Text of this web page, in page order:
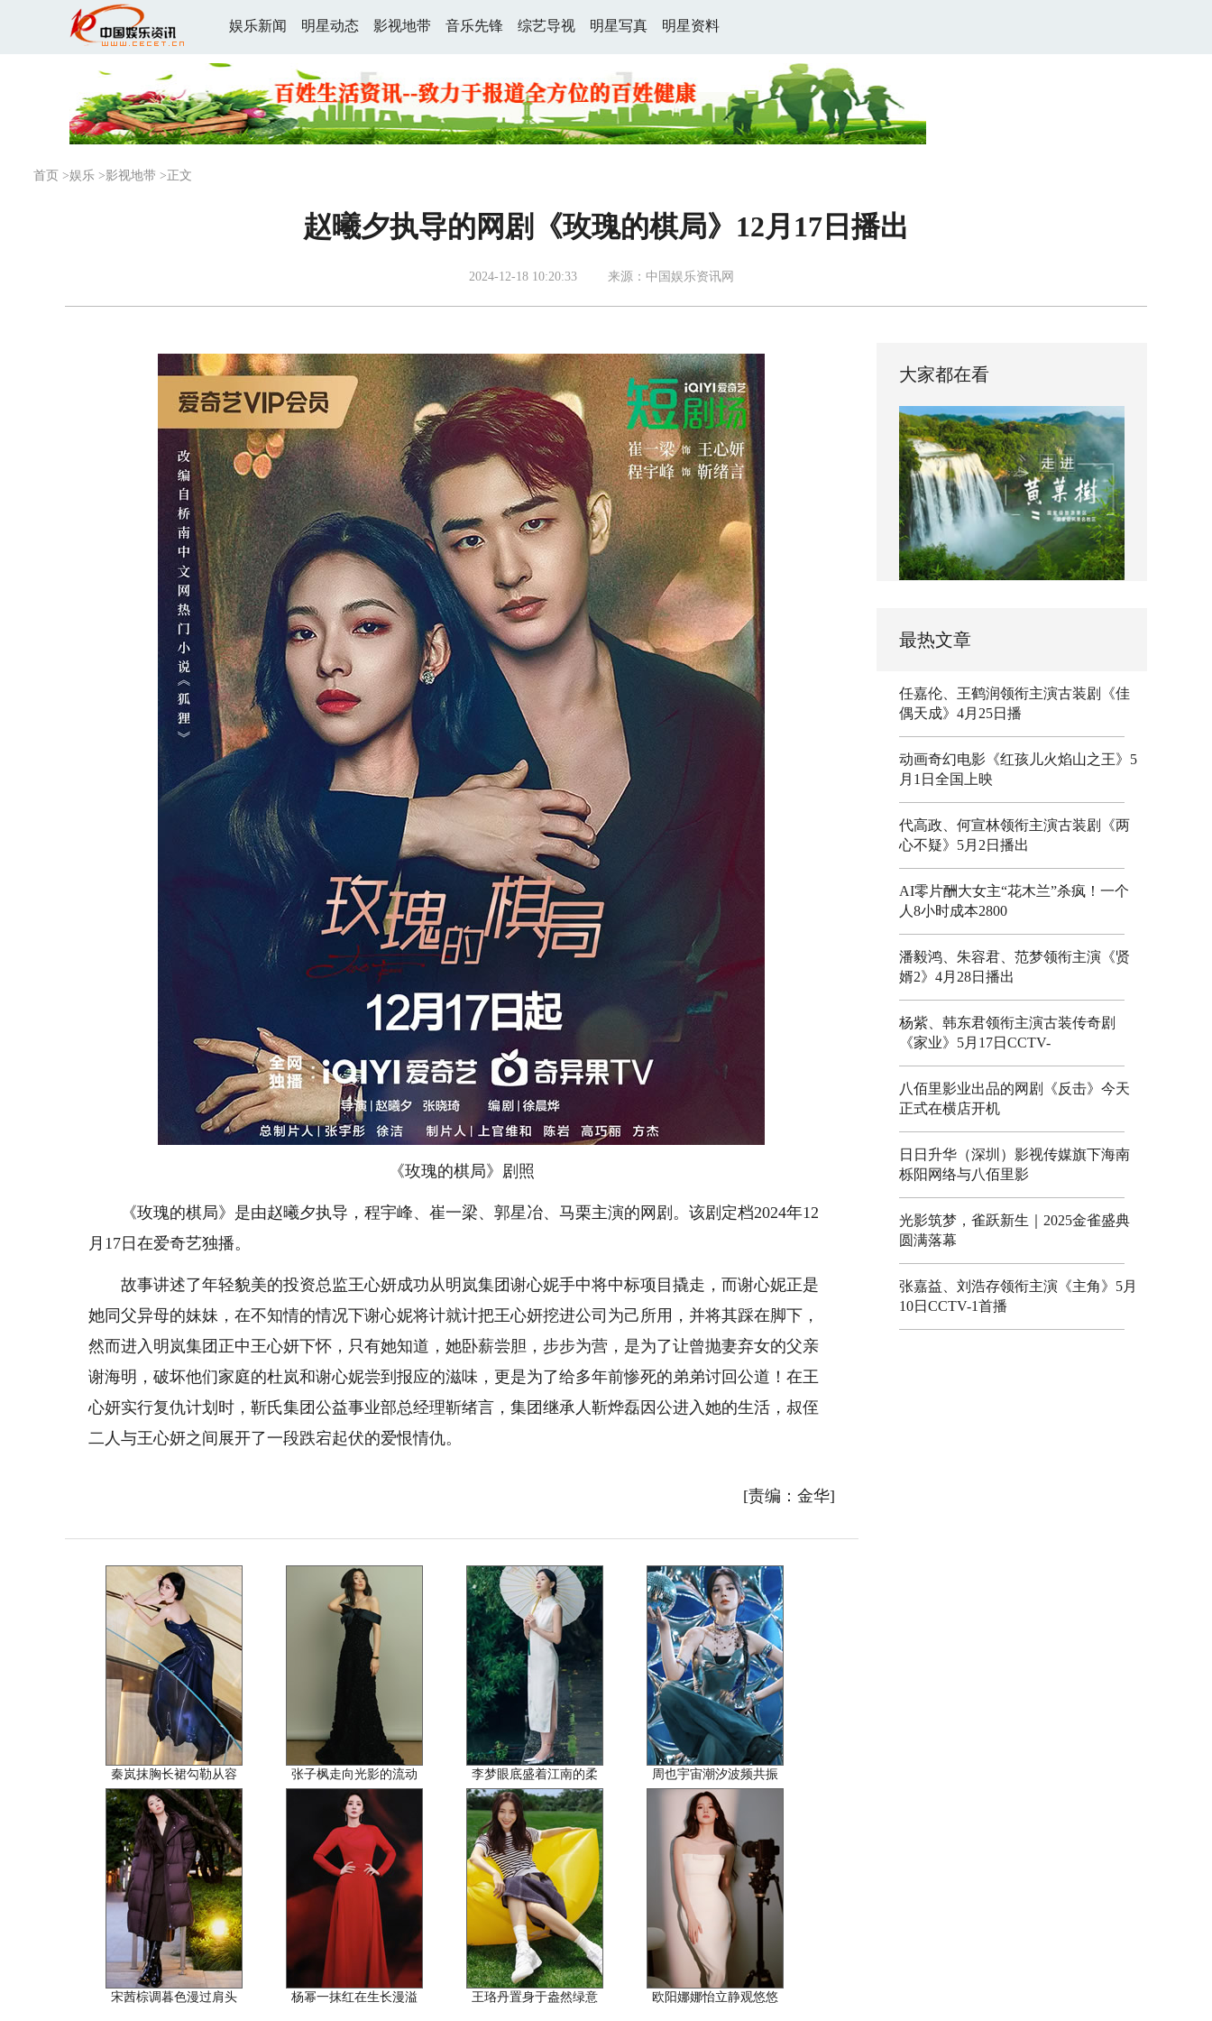
娱乐新闻 明星动态 影视地带 音乐先锋 综艺导视 明星写真 明星资料
首页 >娱乐 >影视地带 >正文
赵曦夕执导的网剧《玫瑰的棋局》12月17日播出
2024-12-18 10:20:33 来源：中国娱乐资讯网
《玫瑰的棋局》剧照
《玫瑰的棋局》是由赵曦夕执导，程宇峰、崔一梁、郭星冶、马栗主演的网剧。该剧定档2024年12
月17日在爱奇艺独播。
故事讲述了年轻貌美的投资总监王心妍成功从明岚集团谢心妮手中将中标项目撬走，而谢心妮正是
她同父异母的妹妹，在不知情的情况下谢心妮将计就计把王心妍挖进公司为己所用，并将其踩在脚下，
然而进入明岚集团正中王心妍下怀，只有她知道，她卧薪尝胆，步步为营，是为了让曾抛妻弃女的父亲
谢海明，破坏他们家庭的杜岚和谢心妮尝到报应的滋味，更是为了给多年前惨死的弟弟讨回公道！在王
心妍实行复仇计划时，靳氏集团公益事业部总经理靳绪言，集团继承人靳烨磊因公进入她的生活，叔侄
二人与王心妍之间展开了一段跌宕起伏的爱恨情仇。
[责编：金华]
秦岚抹胸长裙勾勒从容 张子枫走向光影的流动 李梦眼底盛着江南的柔 周也宇宙潮汐波频共振
宋茜棕调暮色漫过肩头 杨幂一抹红在生长漫溢 王珞丹置身于盎然绿意 欧阳娜娜怡立静观悠悠
大家都在看
最热文章
任嘉伦、王鹤润领衔主演古装剧《佳
偶天成》4月25日播
动画奇幻电影《红孩儿火焰山之王》5
月1日全国上映
代高政、何宣林领衔主演古装剧《两
心不疑》5月2日播出
AI零片酬大女主“花木兰”杀疯！一个
人8小时成本2800
潘毅鸿、朱容君、范梦领衔主演《贤
婿2》4月28日播出
杨紫、韩东君领衔主演古装传奇剧
《家业》5月17日CCTV-
八佰里影业出品的网剧《反击》今天
正式在横店开机
日日升华（深圳）影视传媒旗下海南
栎阳网络与八佰里影
光影筑梦，雀跃新生｜2025金雀盛典
圆满落幕
张嘉益、刘浩存领衔主演《主角》5月
10日CCTV-1首播